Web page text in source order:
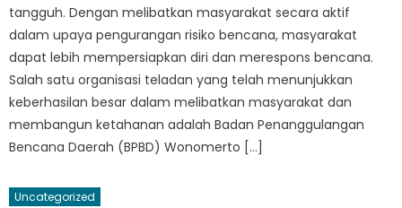
tangguh. Dengan melibatkan masyarakat secara aktif
dalam upaya pengurangan risiko bencana, masyarakat
dapat lebih mempersiapkan diri dan merespons bencana.
Salah satu organisasi teladan yang telah menunjukkan
keberhasilan besar dalam melibatkan masyarakat dan
membangun ketahanan adalah Badan Penanggulangan
Bencana Daerah (BPBD) Wonomerto […]
Uncategorized